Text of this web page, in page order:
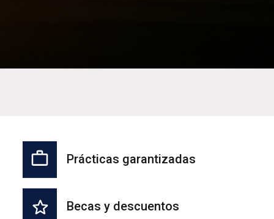
Prácticas garantizadas
Becas y descuentos